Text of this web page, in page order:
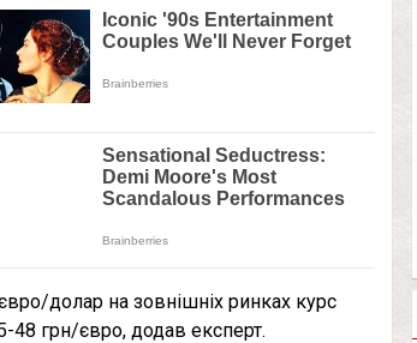
долар на зовнішніх ринках курс
48 грн/євро, додав експерт.